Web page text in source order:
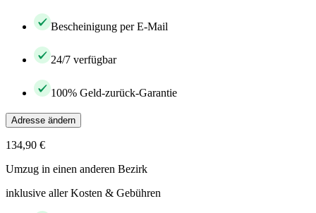
Bescheinigung per E-Mail
24/7 verfügbar
100% Geld-zurück-Garantie
Adresse ändern
134,90 €
Umzug in einen anderen Bezirk
inklusive aller Kosten & Gebühren